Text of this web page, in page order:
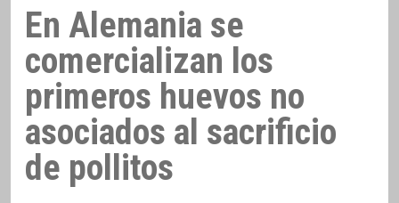
En Alemania se
comercializan los
primeros huevos no
asociados al sacrificio
de pollitos